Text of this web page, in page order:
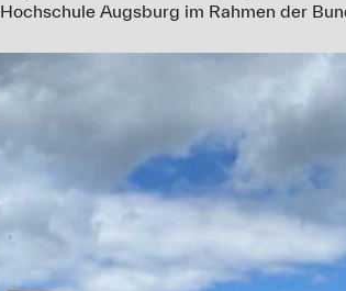
Hochschule Augsburg im Rahmen der